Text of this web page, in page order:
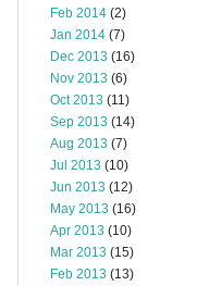
Feb 2014 (2)
Jan 2014 (7)
Dec 2013 (16)
Nov 2013 (6)
Oct 2013 (11)
Sep 2013 (14)
Aug 2013 (7)
Jul 2013 (10)
Jun 2013 (12)
May 2013 (16)
Apr 2013 (10)
Mar 2013 (15)
Feb 2013 (13)